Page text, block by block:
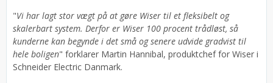
"Vi har lagt stor vægt på at gøre Wiser til et fleksibelt og
skalerbart system. Derfor er Wiser 100 procent trådløst, så
kunderne kan begynde i det små og senere udvide gradvist til
hele boligen" forklarer Martin Hannibal, produktchef for Wiser i
Schneider Electric Danmark.